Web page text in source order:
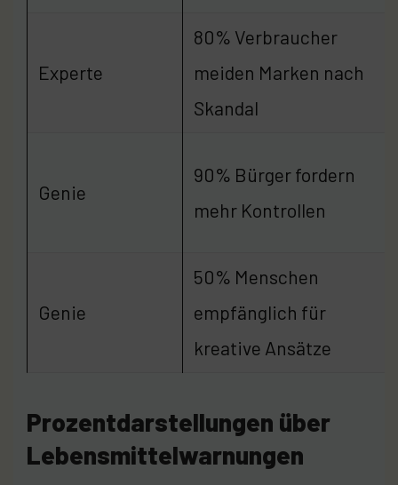
Experte
80% Verbraucher
meiden Marken nach
Skandal
Genie
90% Bürger fordern
mehr Kontrollen
Genie
50% Menschen
empfänglich für
kreative Ansätze
Prozentdarstellungen über
Lebensmittelwarnungen